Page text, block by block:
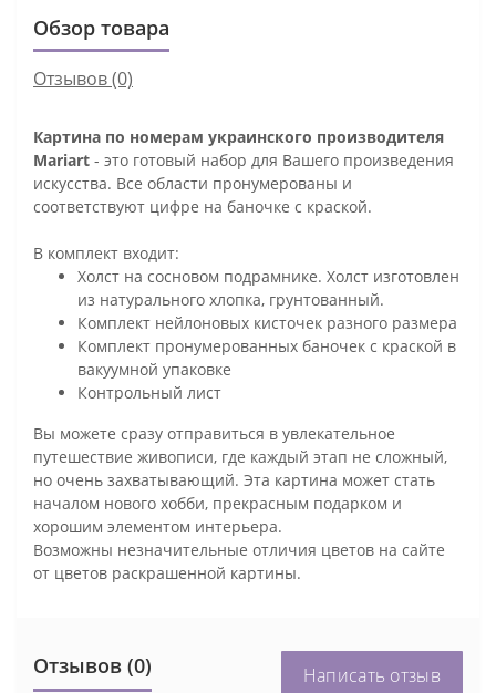
Обзор товара
Отзывов (0)
Картина по номерам украинского производителя
Mariart - это готовый набор для Вашего произведения
искусства. Все области пронумерованы и
соответствуют цифре на баночке с краской.
В комплект входит:
Холст на сосновом подрамнике. Холст изготовлен
из натурального хлопка, грунтованный.
Комплект нейлоновых кисточек разного размера
Комплект пронумерованных баночек с краской в
вакуумной упаковке
Контрольный лист
Вы можете сразу отправиться в увлекательное
путешествие живописи, где каждый этап не сложный,
но очень захватывающий. Эта картина может стать
началом нового хобби, прекрасным подарком и
хорошим элементом интерьера.
Возможны незначительные отличия цветов на сайте
от цветов раскрашенной картины.
Отзывов (0) Написать отзыв